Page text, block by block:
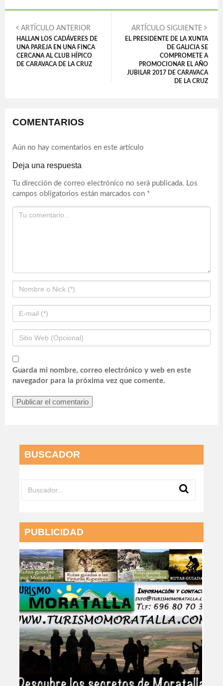
ARTÍCULO ANTERIOR
HALLAN LOS CADÁVERES DE
UNA PAREJA EN UNA FINCA
CERCANA AL CLUB HÍPICO
DE CARAVACA DE LA CRUZ
ARTÍCULO SIGUIENTE
EL PRESIDENTE DE LA XUNTA
DE GALICIA SE
COMPROMETE A
PROMOCIONAR EL AÑO
JUBILAR 2017 DE CARAVACA
DE LA CRUZ
COMENTARIOS
Aún no hay comentarios en este artículo
Deja una respuesta
Tu dirección de correo electrónico no será publicada. Los
campos obligatorios están marcados con *
Guarda mi nombre, correo electrónico y web en este
navegador para la próxima vez que comente.
BUSCADOR
PUBLICIDAD